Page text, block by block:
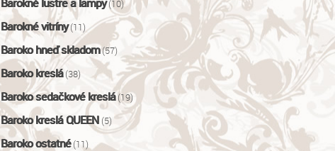
Barokné lustre a lampy(10)
Barokné vitríny(11)
Baroko hneď skladom(57)
Baroko kreslá(38)
Baroko sedačkové kreslá(19)
Baroko kreslá QUEEN (5)
Baroko ostatné(11)